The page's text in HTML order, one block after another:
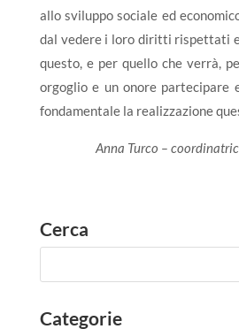
allo sviluppo sociale ed
dal vedere i loro diritti rispettati
questo, e per quello che verrà,
orgoglio e un onore partecipare
fondamentale la realizzazione
Anna Turco –
Cerca
Categorie